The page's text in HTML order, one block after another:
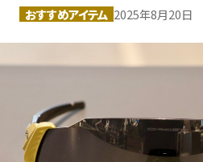
おすすめアイテム 2025年8月20日